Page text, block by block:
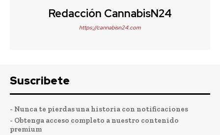
Redacción CannabisN24
https://cannabisn24.com
Suscribete
- Nunca te pierdas una historia con notificaciones
- Obtenga acceso completo a nuestro contenido
premium